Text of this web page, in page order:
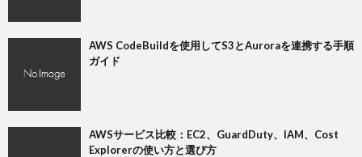
AWS CodeBuildを使用してS3とAuroraを連携する手順
ガイド
AWSサービス比較：EC2、GuardDuty、IAM、Cost
Explorerの使い方と選び方